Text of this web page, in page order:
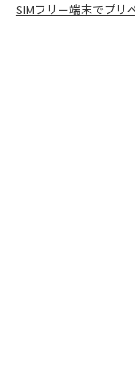
SIMフリー端末でプリ